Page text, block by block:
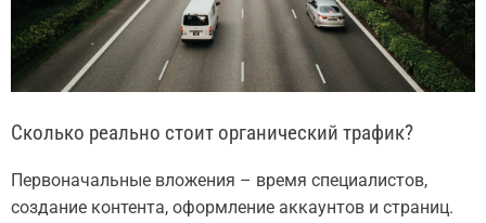
Сколько реально стоит органический трафик?
Первоначальные вложения – время специалистов,
создание контента, оформление аккаунтов и страниц.